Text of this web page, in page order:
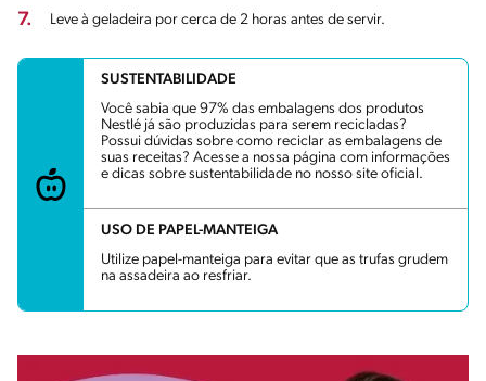
7. Leve à geladeira por cerca de 2 horas antes de servir.
SUSTENTABILIDADE
Você sabia que 97% das embalagens dos produtos
Nestlé já são produzidas para serem recicladas?
Possui dúvidas sobre como reciclar as embalagens de
suas receitas? Acesse a nossa página com informações
e dicas sobre sustentabilidade no nosso site oficial.
USO DE PAPEL-MANTEIGA
Utilize papel-manteiga para evitar que as trufas grudem
na assadeira ao resfriar.